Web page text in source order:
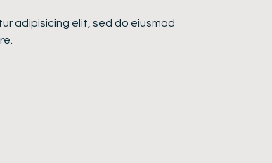
adipisicing elit, sed do eiusmod